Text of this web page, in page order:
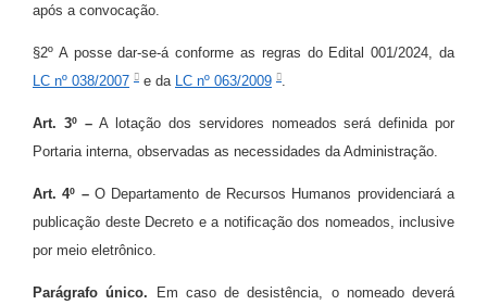
após a convocação.
§2º A posse dar-se-á conforme as regras do Edital 001/2024, da
LC nº 038/2007
e da LC nº 063/2009
Art. 3º –A lotação dos servidores nomeados será definida por
Portaria interna, observadas as necessidades da Administração.
Art. 4º – O Departamento de Recursos Humanos providenciará a
publicação deste Decreto e a notificação dos nomeados, inclusive
por meio eletrônico.
Parágrafo único. Em caso de desistência, o nomeado deverá